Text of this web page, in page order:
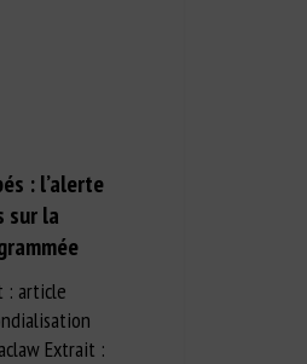
: l’alerte
sur la
: article
Extrait :